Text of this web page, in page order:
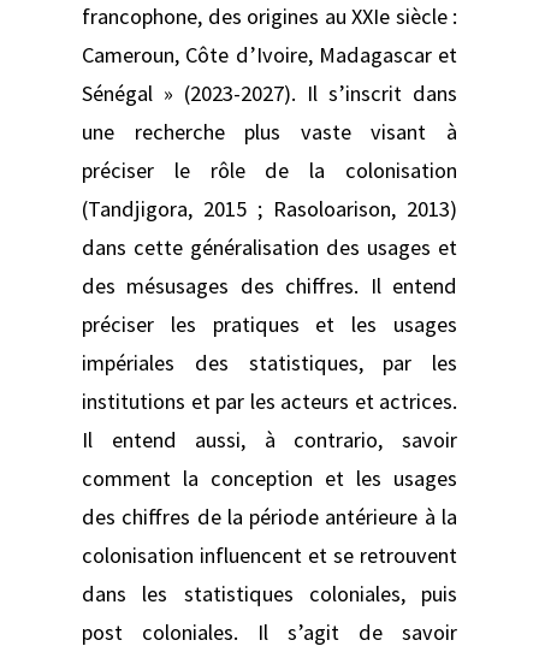
francophone, des origines au XXIe siècle :
Cameroun, Côte d’Ivoire, Madagascar et
Sénégal » (2023-2027). Il s’inscrit dans
une recherche plus vaste visant à
préciser le rôle de la colonisation
(Tandjigora, 2015 ; Rasoloarison, 2013)
dans cette généralisation des usages et
des mésusages des chiffres. Il entend
préciser les pratiques et les usages
impériales des statistiques, par les
institutions et par les acteurs et actrices.
Il entend aussi, à contrario, savoir
comment la conception et les usages
des chiffres de la période antérieure à la
colonisation influencent et se retrouvent
dans les statistiques coloniales, puis
post coloniales. Il s’agit de savoir